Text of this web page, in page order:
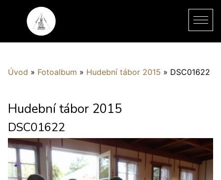
Úvod » Fotoalbum » Hudební tábor 2015 » DSC01622
Hudební tábor 2015
DSC01622